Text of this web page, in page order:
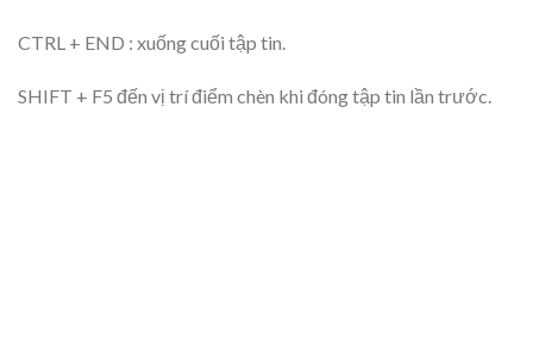
CTRL + END : xuống cuối tập tin.
SHIFT + F5 đến vị trí điểm chèn khi đóng tập tin lần trước.